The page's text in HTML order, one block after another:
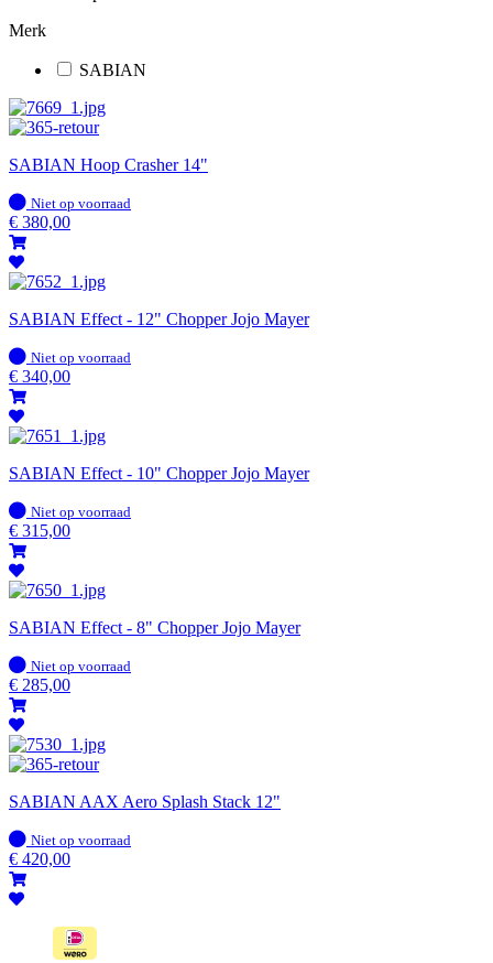
Merk
SABIAN
SABIAN Hoop Crasher 14"
Op
voorraad
Niet op voorraad
€ 380,00
SABIAN Effect - 12" Chopper Jojo Mayer
Op
voorraad
Niet op voorraad
€ 340,00
SABIAN Effect - 10" Chopper Jojo Mayer
Op
voorraad
Niet op voorraad
€ 315,00
SABIAN Effect - 8" Chopper Jojo Mayer
Op
voorraad
Niet op voorraad
€ 285,00
SABIAN AAX Aero Splash Stack 12"
Op
voorraad
Niet op voorraad
€ 420,00